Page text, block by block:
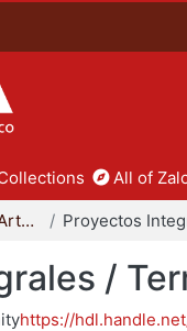
All of
División de Ciencias y Artes para el Diseño
/
https://